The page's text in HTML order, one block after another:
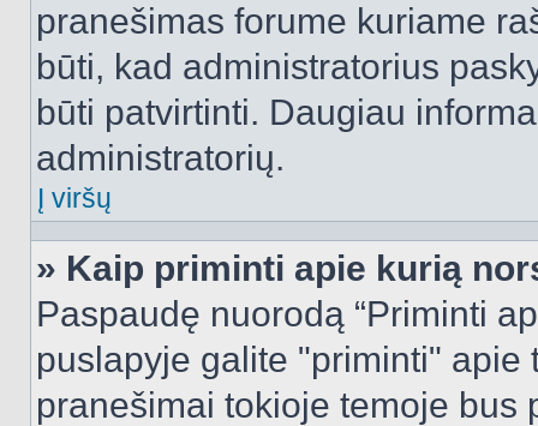
pranešimas forume kuriame
būti, kad administratorius
būti patvirtinti. Daugiau
administratorių.
Į viršų
» Kaip priminti apie kurią
Paspaudę nuorodą “Priminti
puslapyje galite "priminti"
pranešimai tokioje temoje bus